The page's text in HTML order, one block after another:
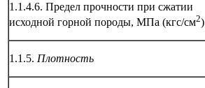
1.1.4.6. Предел прочности при сжатии
исходной горной породы, МПа (кгс/см2)
1.1.5. Плотность